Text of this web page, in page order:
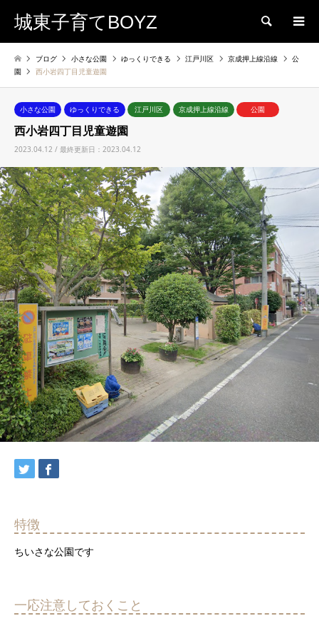
城東子育てBOYZ 検索
ブログ 小さな公園 ゆっくりできる 江戸川区 京成押上線沿線
公
園
西小岩四丁目児童遊園
小さな公園 ゆっくりできる 江戸川区 京成押上線沿線 公園
西小岩四丁目児童遊園
2023.04.12 / 最終更新日：2023.04.12
特徴
ちいさな公園です
一応注意しておくこと